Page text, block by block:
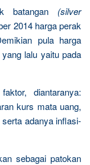
batangan (silver
2014 harga perak
pula harga
lalu yaitu pada
diantaranya:
kurs mata uang,
adanya inflasi-
sebagai patokan